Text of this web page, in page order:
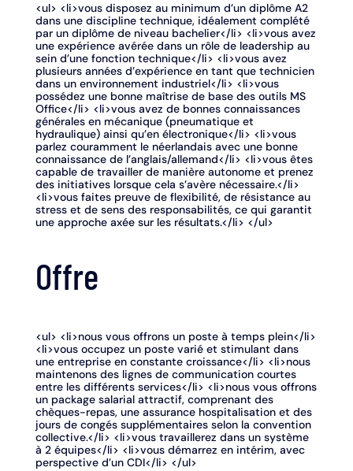
<ul> <li>vous disposez au minimum d’un diplôme A2
dans une discipline technique, idéalement complété
par un diplôme de niveau bachelier</li> <li>vous avez
une expérience avérée dans un rôle de leadership au
sein d’une fonction technique</li> <li>vous avez
plusieurs années d’expérience en tant que technicien
dans un environnement industriel</li> <li>vous
possédez une bonne maîtrise de base des outils MS
Office</li> <li>vous avez de bonnes connaissances
générales en mécanique (pneumatique et
hydraulique) ainsi qu’en électronique</li> <li>vous
parlez couramment le néerlandais avec une bonne
connaissance de l’anglais/allemand</li> <li>vous êtes
capable de travailler de manière autonome et prenez
des initiatives lorsque cela s’avère nécessaire.</li>
<li>vous faites preuve de flexibilité, de résistance au
stress et de sens des responsabilités, ce qui garantit
une approche axée sur les résultats.</li> </ul>
Offre
<ul> <li>nous vous offrons un poste à temps plein</li>
<li>vous occupez un poste varié et stimulant dans
une entreprise en constante croissance</li> <li>nous
maintenons des lignes de communication courtes
entre les différents services</li> <li>nous vous offrons
un package salarial attractif, comprenant des
chèques-repas, une assurance hospitalisation et des
jours de congés supplémentaires selon la convention
collective.</li> <li>vous travaillerez dans un système
à 2 équipes</li> <li>vous démarrez en intérim, avec
perspective d’un CDI</li> </ul>